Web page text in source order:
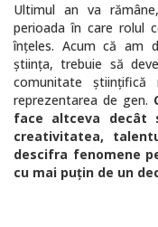
Ultimul an va
perioada în care rolul
înțeles. Acum că am
știința, trebuie să
comunitate
reprezentarea de gen.
face altceva decât
creativitatea,
descifra fenomene
cu mai puțin de un